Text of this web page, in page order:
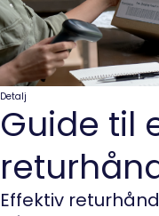
Detalj
Guide til
Effektiv